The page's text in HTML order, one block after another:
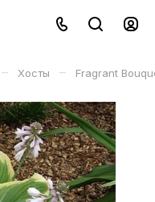
– Хосты – Fragrant